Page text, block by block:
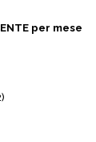
per mese